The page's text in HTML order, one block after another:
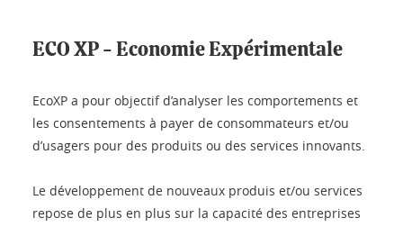
ECO XP - Economie Expérimentale
EcoXP a pour objectif d’analyser les comportements et
les consentements à payer de consommateurs et/ou
d’usagers pour des produits ou des services innovants.
Le développement de nouveaux produis et/ou services
repose de plus en plus sur la capacité des entreprises